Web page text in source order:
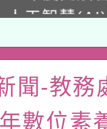
專業研習
人工智慧
與教學軟體
員會函釋公
應申請許可
水利署委託
聞-教務
數位素